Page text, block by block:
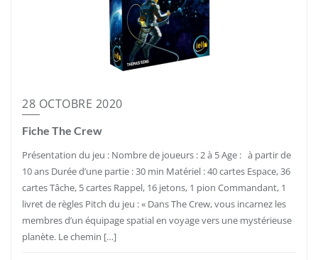
28 OCTOBRE 2020
Fiche The Crew
Présentation du jeu : Nombre de joueurs : 2 à 5 Age : à partir de
10 ans Durée d’une partie : 30 min Matériel : 40 cartes Espace, 36
cartes Tâche, 5 cartes Rappel, 16 jetons, 1 pion Commandant, 1
livret de règles Pitch du jeu : « Dans The Crew, vous incarnez les
membres d’un équipage spatial en voyage vers une mystérieuse
planète. Le chemin […]